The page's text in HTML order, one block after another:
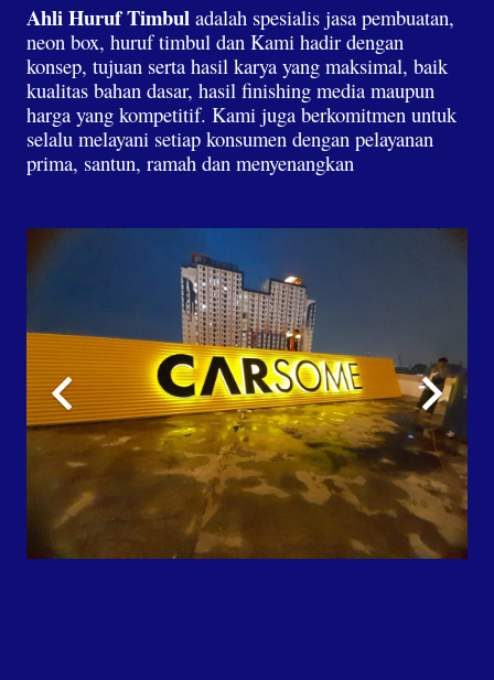
Ahli Huruf Timbul adalah spesialis jasa pembuatan,
neon box, huruf timbul dan Kami hadir dengan
konsep, tujuan serta hasil karya yang maksimal, baik
kualitas bahan dasar, hasil finishing media maupun
harga yang kompetitif. Kami juga berkomitmen untuk
selalu melayani setiap konsumen dengan pelayanan
prima, santun, ramah dan menyenangkan